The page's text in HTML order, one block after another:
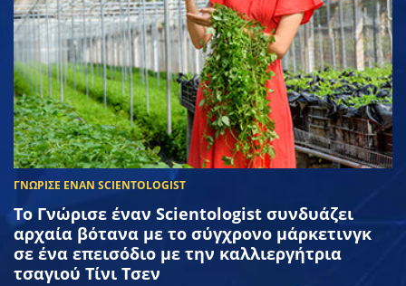
Το Γνώρισε έναν Scientologist συνδυάζει
αρχαία βότανα με το σύγχρονο μάρκετινγκ
σε ένα επεισόδιο με την καλλιεργήτρια
τσαγιού Τίνι Τσεν